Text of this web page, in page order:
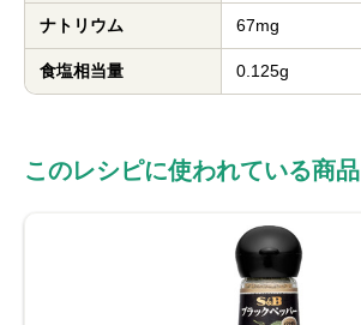
ナトリウム 67mg
食塩相当量 0.125g
このレシピに使われている商品